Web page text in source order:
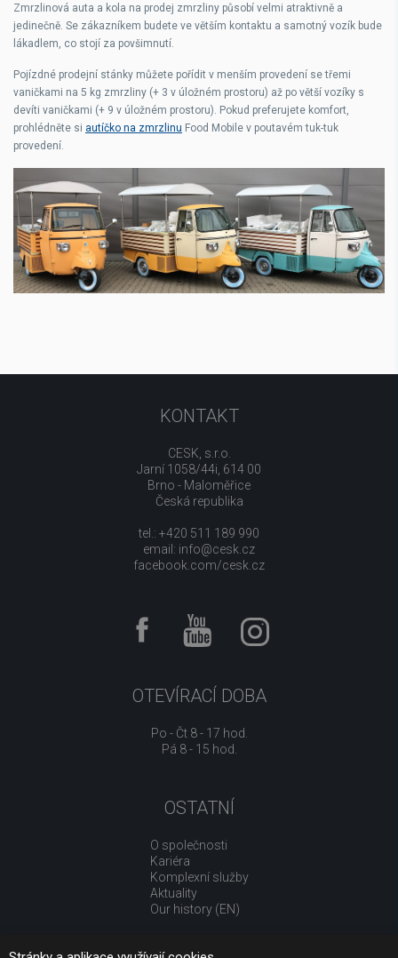
Zmrzlinová auta a kola na prodej zmrzliny působí velmi atraktivně a
jedinečně. Se zákazníkem budete ve větším kontaktu a samotný vozík bude
lákadlem, co stojí za povšimnutí.
Pojízdné prodejní stánky můžete pořídit v menším provedení se třemi
vaničkami na 5 kg zmrzliny (+ 3 v úložném prostoru) až po větší vozíky s
devíti vaničkami (+ 9 v úložném prostoru). Pokud preferujete komfort,
prohlédněte si autíčko na zmrzlinu Food Mobile v poutavém tuk-tuk
provedení.
KONTAKT
CESK, s.r.o.
Jarní 1058/44i, 614 00
Brno - Maloměřice
Česká republika
tel.: +420 511 189 990
email: info@cesk.cz
facebook.com/cesk.cz
OTEVÍRACÍ DOBA
Po - Čt 8 - 17 hod.
Pá 8 - 15 hod.
OSTATNÍ
O společnosti
Kariéra
Komplexní služby
Aktuality
Our history (EN)